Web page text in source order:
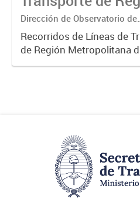
Metropolitana de
Buenos Aires
Dirección de Observatorio de
Transporte, Estudio y Sistemas
Recorridos de Líneas de
de Región Metropolitana
Aires (RMBA).-